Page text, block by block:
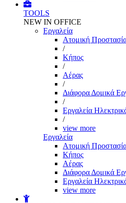
TOOLS
NEW IN OFFICE
Εργαλεία
Aτομική
/
Kήπος
/
Αέρας
/
Διάφορα Δομικά
/
Εργαλεία
/
view more
Εργαλεία
Aτομική
Kήπος
Αέρας
Διάφορα Δομικά
Εργαλεία
view more